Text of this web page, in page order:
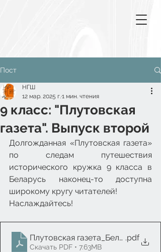
Пост
9 класс: "Плутовская
газета". Выпуск второй
НГШ
12 мар. 2025 г.1 мин. чтения
Долгожданная «Плутовская газета»
по следам путешествия
исторического кружка 9 класса в
Беларусь наконец-то доступна
широкому кругу читателей!
Наслаждайтесь!
Плутовская газета_Беларусь
.pdf
Скачать PDF • 7.63MB